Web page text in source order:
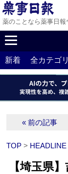
薬のことなら薬事日報
新着 全カテゴ
« 前の記事
TOP >
【埼玉県